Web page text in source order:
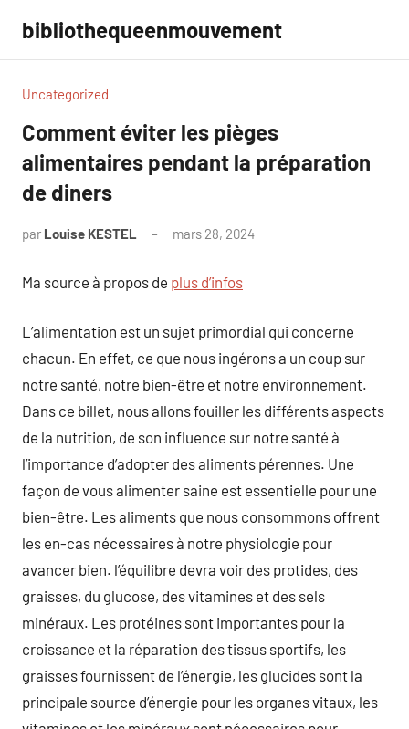
contenu
bibliothequeenmouvement
Uncategorized
Comment éviter les pièges
alimentaires pendant la préparation
de diners
par Louise KESTEL mars 28, 2024
Ma source à propos de plus d’infos
L’alimentation est un sujet primordial qui concerne
chacun. En effet, ce que nous ingérons a un coup sur
notre santé, notre bien-être et notre environnement.
Dans ce billet, nous allons fouiller les différents aspects
de la nutrition, de son influence sur notre santé à
l’importance d’adopter des aliments pérennes. Une
façon de vous alimenter saine est essentielle pour une
bien-être. Les aliments que nous consommons offrent
les en-cas nécessaires à notre physiologie pour
avancer bien. l’équilibre devra voir des protides, des
graisses, du glucose, des vitamines et des sels
minéraux. Les protéines sont importantes pour la
croissance et la réparation des tissus sportifs, les
graisses fournissent de l’énergie, les glucides sont la
principale source d’énergie pour les organes vitaux, les